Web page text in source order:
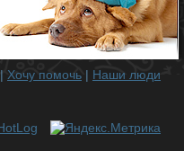
| Хочу помочь | Наши люди